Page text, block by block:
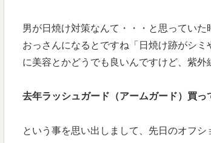
男が日焼け対策なんて・・・と思っていた
おっさんになるとですね「日焼け跡がシ
に美容とかどうでも良いんですけど、紫
去年ラッシュガード（アームガード）買っ
という事を思い出しまして、先日のオフ